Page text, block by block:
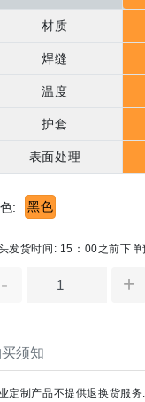
材质
焊缝
温度
护套
表面处理
: 黑色
发货时间: 15：00之前下
- +
须知
定制产品不提供退换货服务.